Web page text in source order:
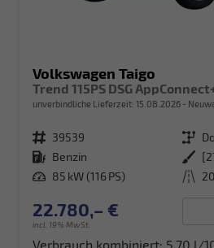
Volkswagen Taigo
unverbindliche Lieferzeit: 15.08.2026
Fahrzeugnr. 39539 Getriebe
Kraftstoff Benzin Außenfarbe
Leistung 85 kW (116 PS) Kilometerstand
22.780,– €
incl. 19% MwSt.
Verbrauch kombiniert: 5,70 l/